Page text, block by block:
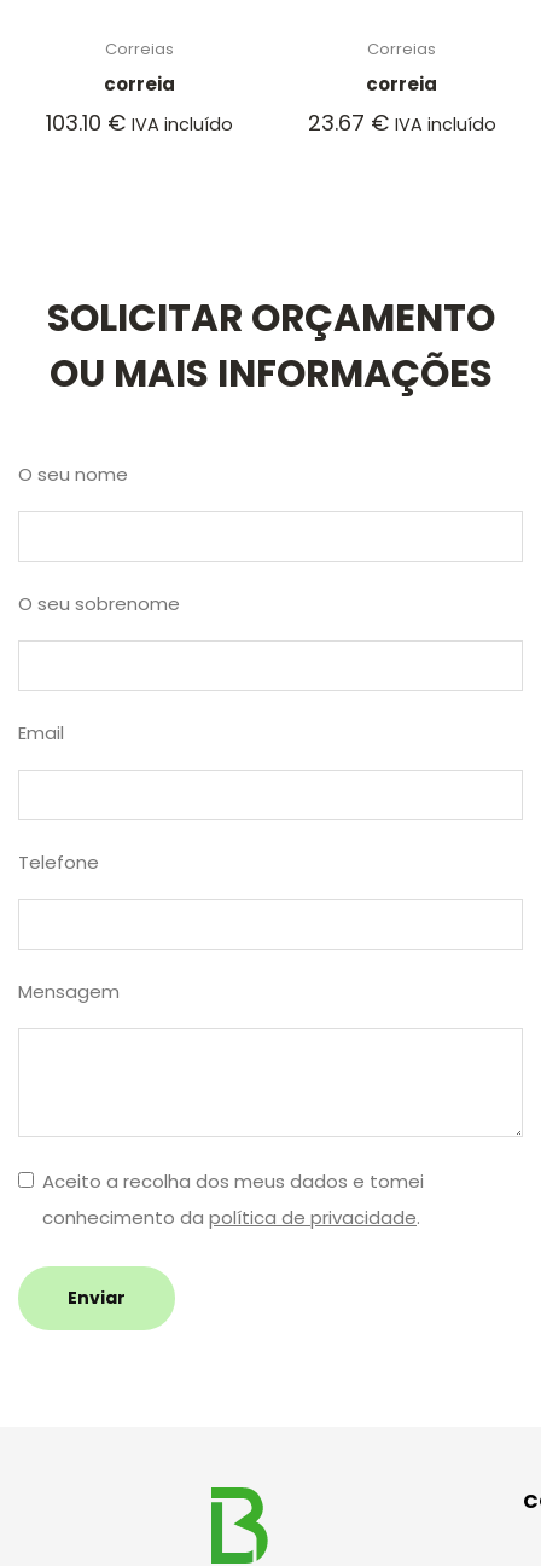
Correias
correia
103.10 € IVA incluído
Correias
correia
23.67 € IVA incluído
SOLICITAR ORÇAMENTO
OU MAIS INFORMAÇÕES
O seu nome
O seu sobrenome
Email
Telefone
Mensagem
Aceito a recolha dos meus dados e tomei
conhecimento da política de privacidade.
Enviar